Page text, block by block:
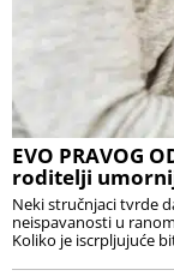
EVO PRAVOG
roditelji
Neki stručnjaci tvrde
neispavanosti u
Koliko je iscrpljujuće